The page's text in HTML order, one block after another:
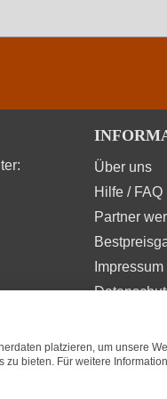
Über uns
Hilfe / FAQ
Partner
Impressum
platzieren, um unsere
bieten. Für weitere